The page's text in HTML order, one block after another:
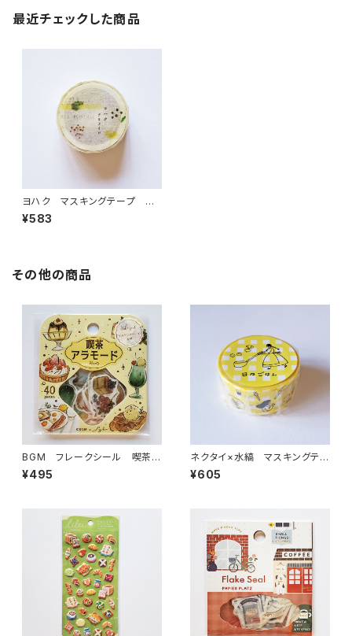
最近チェックした商品
ヨハク マスキングテープ ア
キノイロ Y-160
¥583
その他の商品
BGM フレークシール 喫茶ア
ラモード・ひとやすみ甘時間 イ
エロー
¥495
ネクタイ×水縞 マスキングテー
プ 日々ごはん イエロー
¥605